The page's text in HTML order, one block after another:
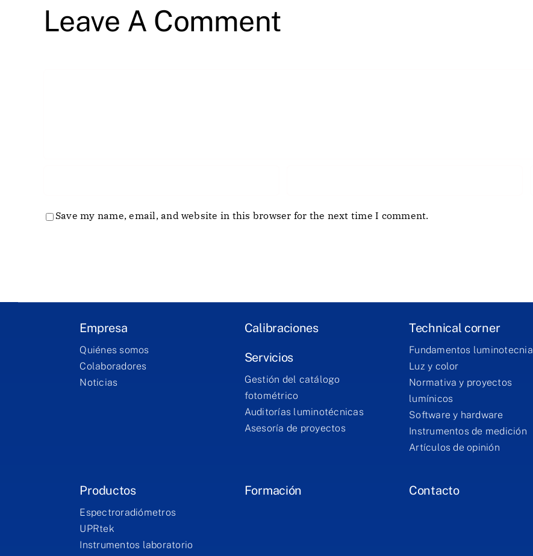
Leave A Comment
Save my name, email, and website in this browser for the next time I comment.
Empresa
Quiénes somos
Colaboradores
Noticias
Calibraciones
Servicios
Gestión del catálogo
fotométrico
Auditorías luminotécnicas
Asesoría de proyectos
Technical corner
Fundamentos luminotecnia
Luz y color
Normativa y proyectos
lumínicos
Software y hardware
Instrumentos de medición
Artículos de opinión
Productos
Espectroradiómetros
UPRtek
Instrumentos laboratorio
Formación Contacto